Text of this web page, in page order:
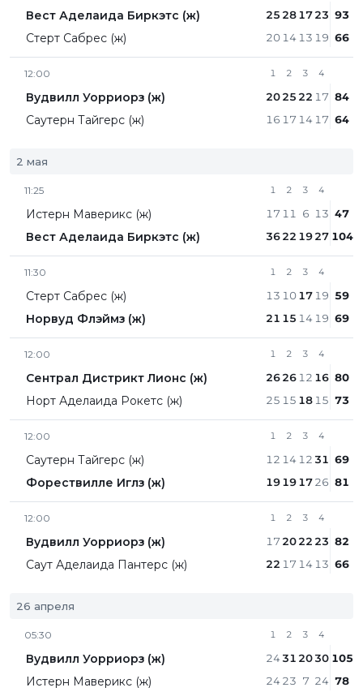
Вест Аделаида Биркэтс (ж)
Стерт Сабрес (ж)
25
20
28
14
17
13
23
19
93
66
12:00
Вудвилл Уорриорз (ж)
Саутерн Тайгерс (ж)
1
20
16
2
25
17
3
22
14
4
17
17
84
64
2 мая
11:25
Истерн Маверикс (ж)
Вест Аделаида Биркэтс (ж)
1
17
36
2
11
22
3
6
19
4
13
27
47
104
11:30
Стерт Сабрес (ж)
Норвуд Флэймз (ж)
1
13
21
2
10
15
3
17
14
4
19
19
59
69
12:00
Сентрал Дистрикт Лионc (ж)
Норт Аделаида Рокетс (ж)
1
26
25
2
26
15
3
12
18
4
16
15
80
73
12:00
Саутерн Тайгерс (ж)
Форествилле Иглз (ж)
1
12
19
2
14
19
3
12
17
4
31
26
69
81
12:00
Вудвилл Уорриорз (ж)
Саут Аделаида Пантерс (ж)
1
17
22
2
20
17
3
22
14
4
23
13
82
66
26 апреля
05:30
Вудвилл Уорриорз (ж)
Истерн Маверикс (ж)
1
24
24
2
31
23
3
20
7
4
30
24
105
78